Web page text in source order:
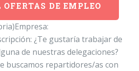
DE EMPLEO
¿Te gustaría trabajar de
de nuestras delegaciones?
buscamos repartidores/as con